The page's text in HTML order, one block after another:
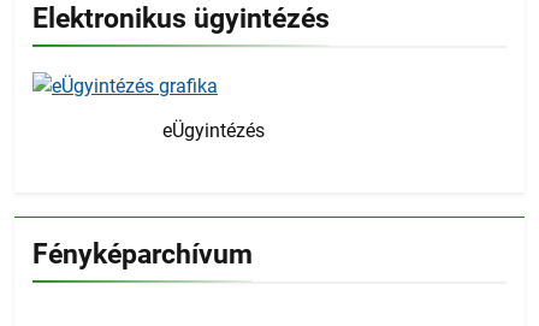
Elektronikus ügyintézés
eÜgyintézés
Fényképarchívum